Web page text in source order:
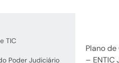
TIC
Poder Judiciário
Plano de
– ENTIC